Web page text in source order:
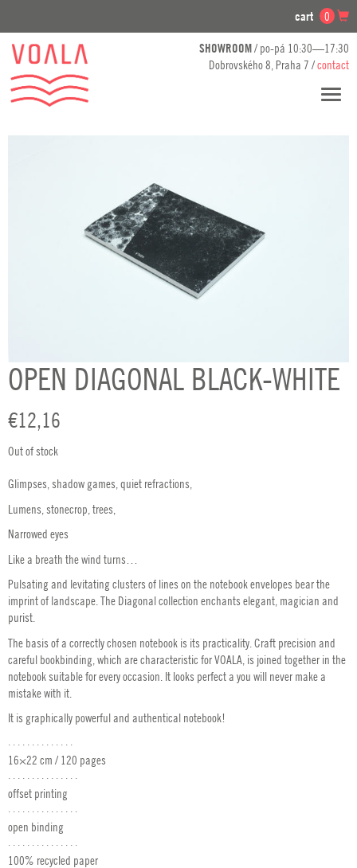
cart 0
SHOWROOM/ po-pá 10:30—17:30
Dobrovského 8, Praha 7 /contact
OPEN DIAGONAL BLACK-WHITE
€12,16
Out of stock
Glimpses, shadow games, quiet refractions,
Lumens, stonecrop, trees,
Narrowed eyes
Like a breath the wind turns…
Pulsating and levitating clusters of lines on the notebook envelopes bear the
imprint of landscape. The Diagonal collection enchants elegant, magician and
purist.
The basis of a correctly chosen notebook is its practicality. Craft precision and
careful bookbinding, which are characteristic for VOALA, is joined together in the
notebook suitable for every occasion. It looks perfect a you will never make a
mistake with it.
It is graphically powerful and authentical notebook!
· · · · · · · · · · · · · ·
16×22 cm / 120 pages
· · · · · · · · · · · · · · ·
offset printing
· · · · · · · · · · · · · · ·
open binding
· · · · · · · · · · · · · · ·
100% recycled paper